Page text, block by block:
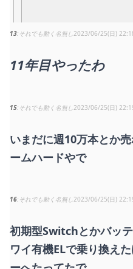
13 それでも動く名無し2023/06/25(日)
11年目やったわ
15 それでも動く名無し2023/06/25(日)
いまだに週10万本とか
ームハードやで
16 それでも動く名無し2023/06/25(日)
初期型Switchとかバッ
ワイ有機ELで乗り換え